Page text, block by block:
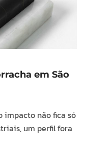
em São
impacto não fica só
um perfil fora